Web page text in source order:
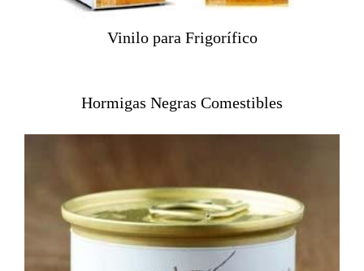
Vinilo para Frigorífico
Hormigas Negras Comestibles